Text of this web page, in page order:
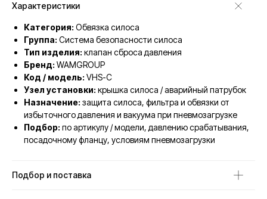
Характеристики
Категория: Обвязка силоса
Группа: Система безопасности силоса
Тип изделия: клапан сброса давления
Бренд: WAMGROUP
Код / модель: VHS-C
Узел установки: крышка силоса / аварийный патрубок
Назначение: защита силоса, фильтра и обвязки от
избыточного давления и вакуума при пневмозагрузке
Подбор: по артикулу / модели, давлению срабатывания,
посадочному фланцу, условиям пневмозагрузки
Подбор и поставка